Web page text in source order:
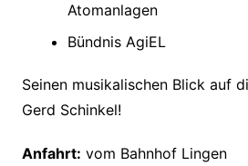
Atomanlagen
Bündnis AgiEL
Seinen musikalischen Blick auf
Gerd Schinkel!
Anfahrt: vom Bahnhof Lingen